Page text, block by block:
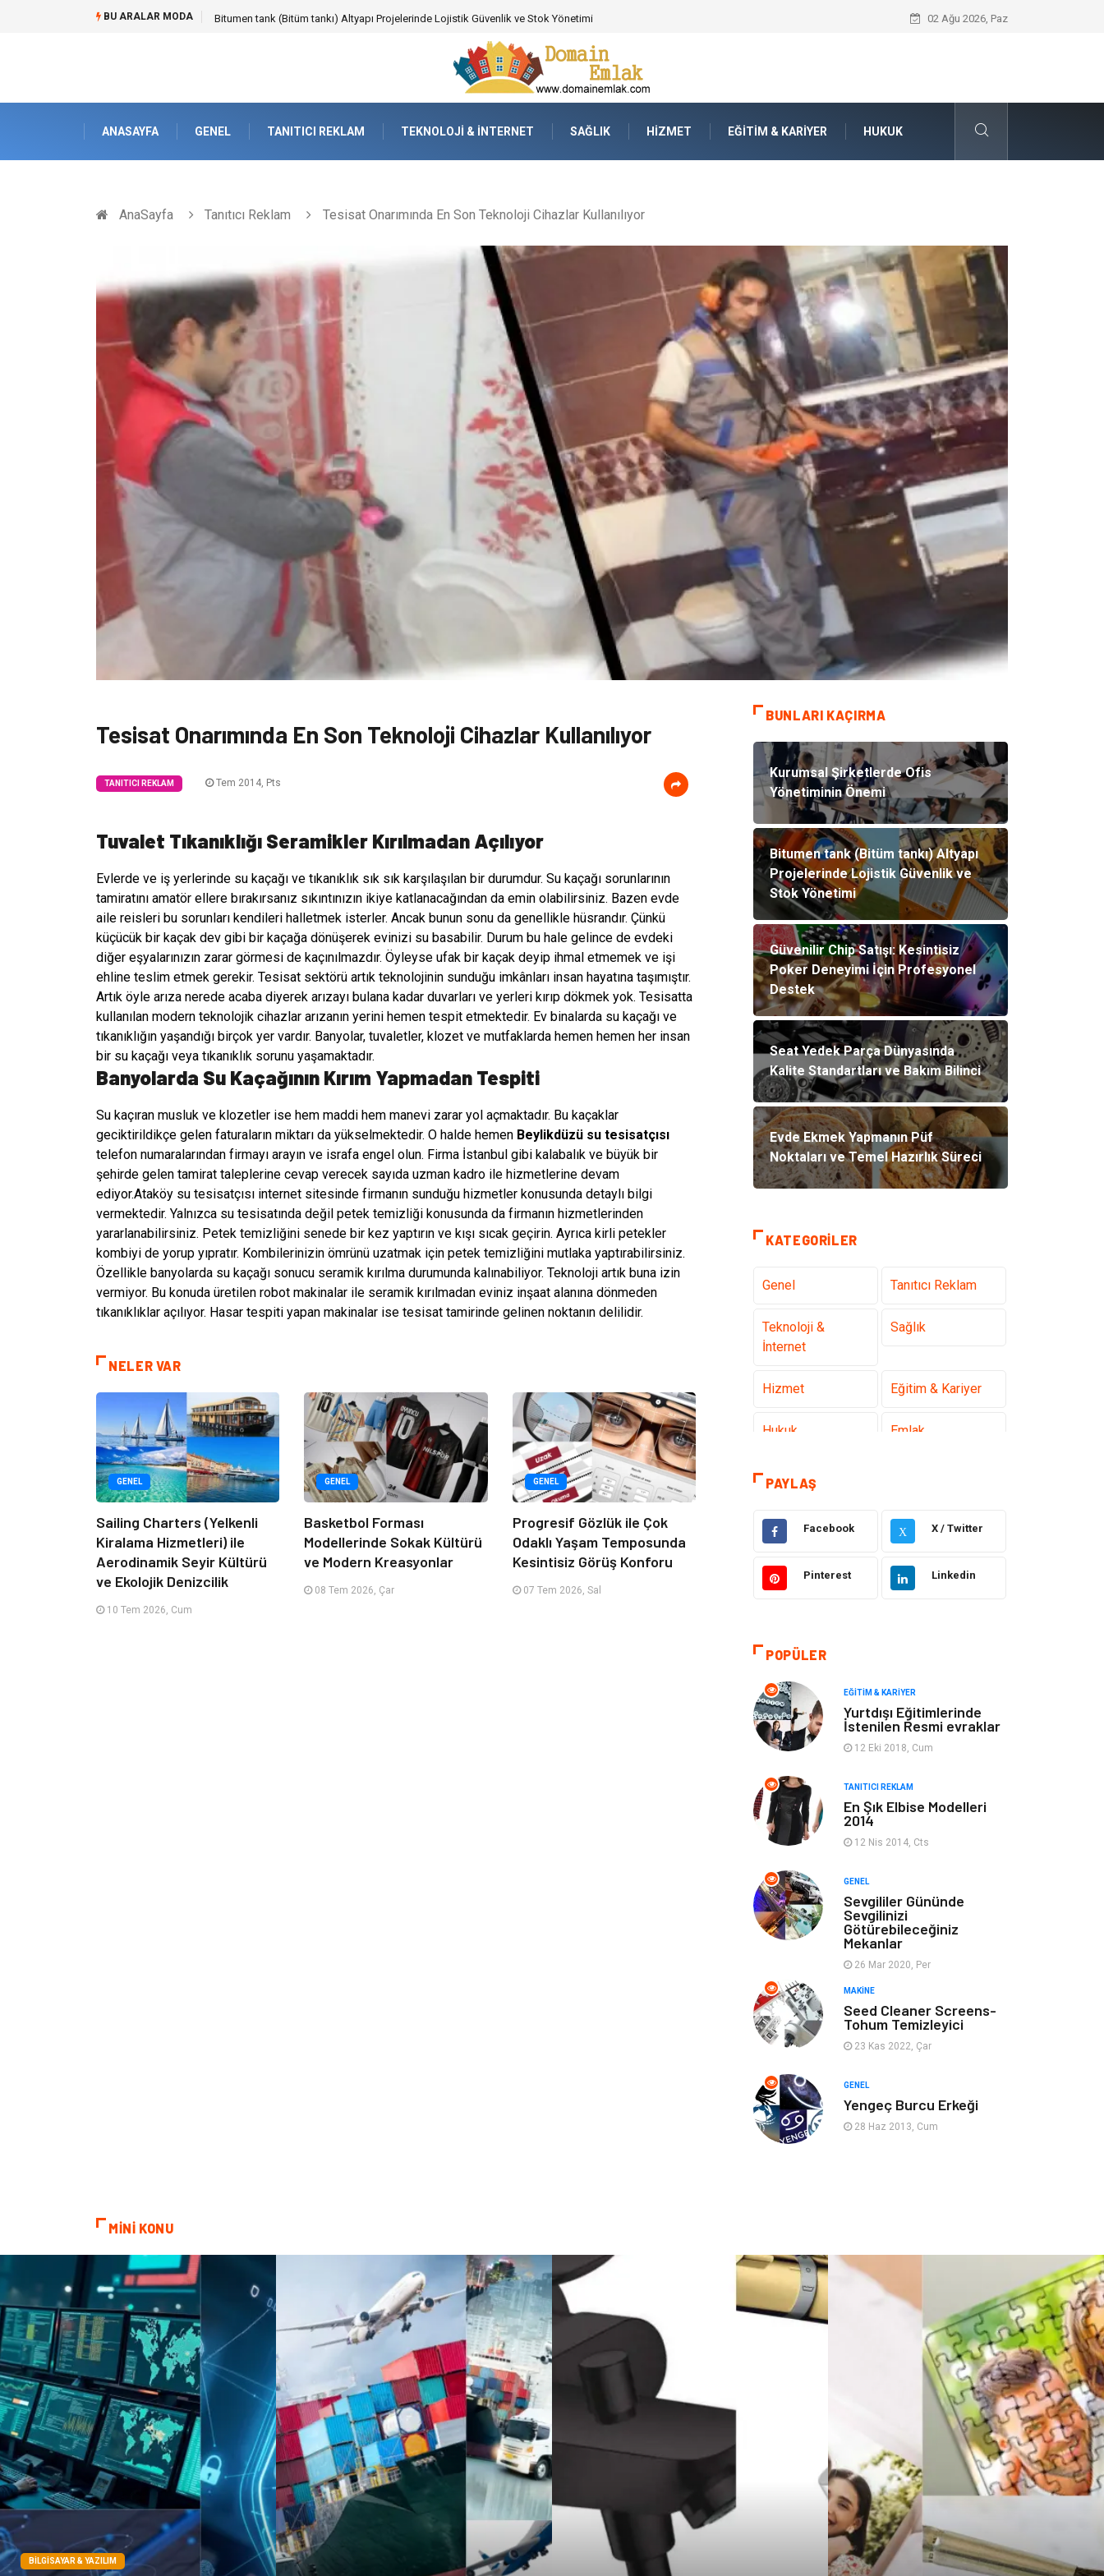
BU ARALAR MODA Bitumen tank (Bitüm tankı) Altyapı Projelerinde Lojistik Güvenlik ve Stok Yönetimi Güvenilir Chip Satışı: Kesintisiz Poker
02 Ağu 2026, Paz
ANASAYFA GENEL TANITICI REKLAM TEKNOLOJI & İNTERNET SAĞLIK HIZMET EĞITIM & KARIYER HUKUK
AnaSayfa Tanıtıcı Reklam Tesisat Onarımında En Son Teknoloji Cihazlar Kullanılıyor
Tesisat Onarımında En Son Teknoloji Cihazlar Kullanılıyor
TANITICI REKLAM Tem 2014, Pts
Tuvalet Tıkanıklığı Seramikler Kırılmadan Açılıyor
Evlerde ve iş yerlerinde su kaçağı ve tıkanıklık sık sık karşılaşılan bir durumdur. Su kaçağı sorunlarının
tamiratını amatör ellere bırakırsanız sıkıntınızın ikiye katlanacağından da emin olabilirsiniz. Bazen evde
aile reisleri bu sorunları kendileri halletmek isterler. Ancak bunun sonu da genellikle hüsrandır. Çünkü
küçücük bir kaçak dev gibi bir kaçağa dönüşerek evinizi su basabilir. Durum bu hale gelince de evdeki
diğer eşyalarınızın zarar görmesi de kaçınılmazdır. Öyleyse ufak bir kaçak deyip ihmal etmemek ve işi
ehline teslim etmek gerekir. Tesisat sektörü artık teknolojinin sunduğu imkânları insan hayatına taşımıştır.
Artık öyle arıza nerede acaba diyerek arızayı bulana kadar duvarları ve yerleri kırıp dökmek yok. Tesisatta
kullanılan modern teknolojik cihazlar arızanın yerini hemen tespit etmektedir. Ev binalarda su kaçağı ve
tıkanıklığın yaşandığı birçok yer vardır. Banyolar, tuvaletler, klozet ve mutfaklarda hemen hemen her insan
bir su kaçağı veya tıkanıklık sorunu yaşamaktadır.
Banyolarda Su Kaçağının Kırım Yapmadan Tespiti
Su kaçıran musluk ve klozetler ise hem maddi hem manevi zarar yol açmaktadır. Bu kaçaklar
geciktirildikçe gelen faturaların miktarı da yükselmektedir. O halde hemen Beylikdüzü su tesisatçısı
telefon numaralarından firmayı arayın ve israfa engel olun. Firma İstanbul gibi kalabalık ve büyük bir
şehirde gelen tamirat taleplerine cevap verecek sayıda uzman kadro ile hizmetlerine devam
ediyor.Ataköy su tesisatçısı internet sitesinde firmanın sunduğu hizmetler konusunda detaylı bilgi
vermektedir. Yalnızca su tesisatında değil petek temizliği konusunda da firmanın hizmetlerinden
yararlanabilirsiniz. Petek temizliğini senede bir kez yaptırın ve kışı sıcak geçirin. Ayrıca kirli petekler
kombiyi de yorup yıpratır. Kombilerinizin ömrünü uzatmak için petek temizliğini mutlaka yaptırabilirsiniz.
Özellikle banyolarda su kaçağı sonucu seramik kırılma durumunda kalınabiliyor. Teknoloji artık buna izin
vermiyor. Bu konuda üretilen robot makinalar ile seramik kırılmadan eviniz inşaat alanına dönmeden
tıkanıklıklar açılıyor. Hasar tespiti yapan makinalar ise tesisat tamirinde gelinen noktanın delilidir.
NELER VAR
GENEL
Sailing Charters (Yelkenli
Kiralama Hizmetleri) ile
Aerodinamik Seyir Kültürü
ve Ekolojik Denizcilik
10 Tem 2026, Cum
GENEL
Basketbol Forması
Modellerinde Sokak Kültürü
ve Modern Kreasyonlar
08 Tem 2026, Çar
GENEL
Progresif Gözlük ile Çok
Odaklı Yaşam Temposunda
Kesintisiz Görüş Konforu
07 Tem 2026, Sal
BUNLARI KAÇIRMA
Kurumsal Şirketlerde Ofis
Yönetiminin Önemi
Bitumen tank (Bitüm tankı) Altyapı
Projelerinde Lojistik Güvenlik ve
Stok Yönetimi
Güvenilir Chip Satışı: Kesintisiz
Poker Deneyimi İçin Profesyonel
Destek
Seat Yedek Parça Dünyasında
Kalite Standartları ve Bakım Bilinci
Evde Ekmek Yapmanın Püf
Noktaları ve Temel Hazırlık Süreci
KATEGORILER
Genel Tanıtıcı Reklam
Teknoloji &
İnternet
Sağlık
Hizmet Eğitim & Kariyer
Hukuk Emlak
Otomotiv
Giyim
Ev Dekorasyon Organizasyon
Finans & Ekonomi Tatil
Anne & Çocuk
Ev İşleri
Gençlik & Eğlence Aksesuar
Spor
Evlilik Rehberi
Astroloji
Kaçırmayın
sağlıklı beslenme Spor Malzemeleri
Bebek Giyim
Yazı Tahtaları
PAYLAŞ
Facebook X X / Twitter
Pinterest Linkedin
POPÜLER
EĞITIM & KARIYER
Yurtdışı Eğitimlerinde
İstenilen Resmi evraklar
12 Eki 2018, Cum
TANITICI REKLAM
En Şık Elbise Modelleri
2014
12 Nis 2014, Cts
GENEL
Sevgililer Gününde
Sevgilinizi
Götürebileceğiniz
Mekanlar
26 Mar 2020, Per
MAKINE
Seed Cleaner Screens-
Tohum Temizleyici
23 Kas 2022, Çar
GENEL
Yengeç Burcu Erkeği
28 Haz 2013, Cum
MİNİ KONU
BILGISAYAR & YAZILIM